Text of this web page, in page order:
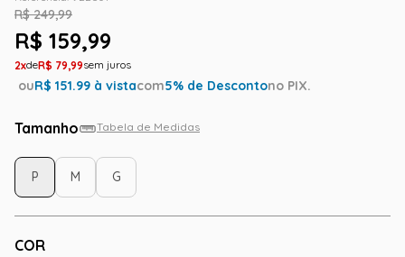
R$ 249,99
R$ 159,99
2 R$ 79,99
ouR$ 151.99 à vistacom5% de Descontono PIX.
Tamanho Tabela de Medidas
COR
P M G